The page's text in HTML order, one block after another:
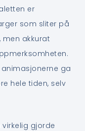
er
som sliter på
men akkurat
ga
hele tiden, selv
gjorde